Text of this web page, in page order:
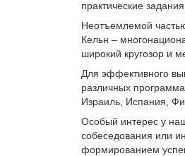
практические
Неотъемлемой
Кельн –
широкий кругозор и
Для эффективного
различных
Израиль, Испания,
Особый интерес у
собеседования или
формированием